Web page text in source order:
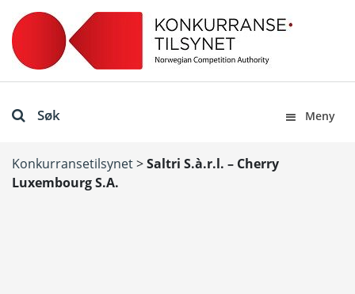
Søk Meny
Konkurransetilsynet>Saltri S.à.r.l. – Cherry
Luxembourg S.A.